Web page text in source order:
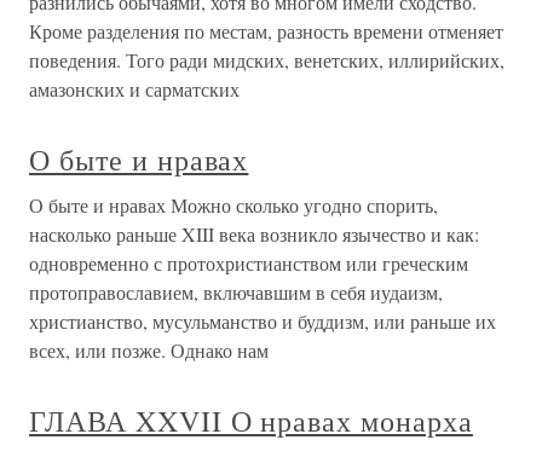
Кроме разделения по местам, разность времени отменяет
поведения. Того ради мидских, венетских, иллирийских,
амазонских и сарматских
О быте и нравах
О быте и нравах Можно сколько угодно спорить,
насколько раньше XIII века возникло язычество и как:
одновременно с протохристианством или греческим
протоправославием, включавшим в себя иудаизм,
христианство, мусульманство и буддизм, или раньше их
всех, или позже. Однако нам
ГЛАВА XXVII О нравах монарха